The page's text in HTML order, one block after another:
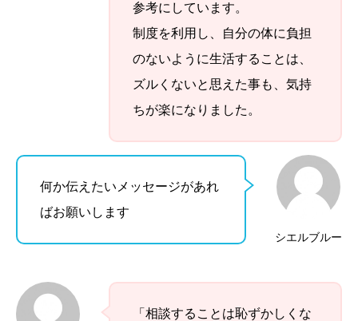
参考にしています。
制度を利用し、自分の体に負担
のないように生活することは、
ズルくないと思えた事も、気持
ちが楽になりました。
シエルブルー
何か伝えたいメッセージがあれ
ばお願いします
「相談することは恥ずかしくな